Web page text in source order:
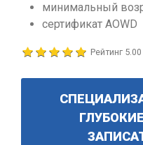
минимальный
сертификат AOWD
Рейтинг 5.00